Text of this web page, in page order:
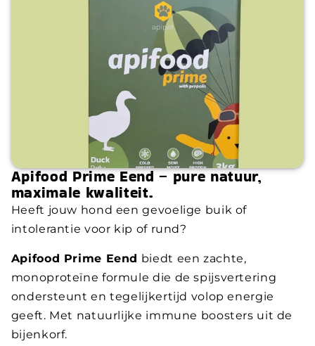
Apifood Prime Eend – pure natuur,
maximale kwaliteit.
Heeft jouw hond een gevoelige buik of
intolerantie voor kip of rund?
Apifood Prime Eend biedt een zachte,
monoproteïne formule die de spijsvertering
ondersteunt en tegelijkertijd volop energie
geeft. Met natuurlijke immune boosters uit de
bijenkorf.